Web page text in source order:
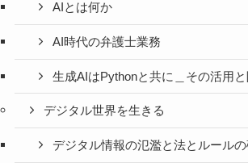
AIとは何か
AI時代の弁護士業務
生成AIはPythonと共に＿その活用
デジタル世界を生きる
デジタル情報の氾濫と法とルール